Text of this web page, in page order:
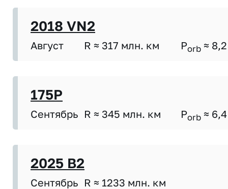
2018 VN2
Август R ≈ 317 млн. км Porb ≈ 8,2
175P
Сентябрь R ≈ 345 млн. км Porb ≈ 6,4
2025 B2
Сентябрь R ≈ 1233 млн. км